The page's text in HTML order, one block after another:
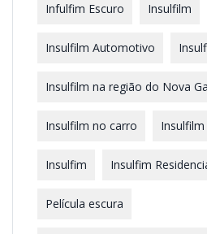
Infulfim Escuro Insulfilm
Insulfilm Automotivo
Insulfilm na região do Nova
Insulfilm no carro Insulfilm
Insulfim Insulfim
Película escura